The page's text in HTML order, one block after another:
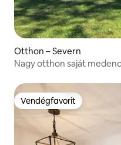
Otthon – Severn
Nagy otthon saját
Vendégfavorit
Vendégfavorit